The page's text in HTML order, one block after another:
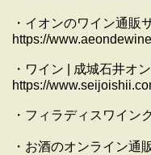
・イオンのワイン通販
https://
・ワイン | 成城石井オ
https://
・フィラディスワイン
・お酒のオンライン通